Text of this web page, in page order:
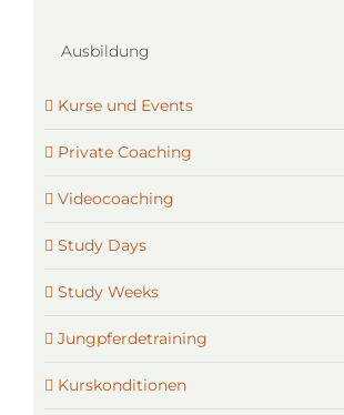
Ausbildung
Kurse und Events
Private Coaching
Videocoaching
Study Days
Study Weeks
Jungpferdetraining
Kurskonditionen